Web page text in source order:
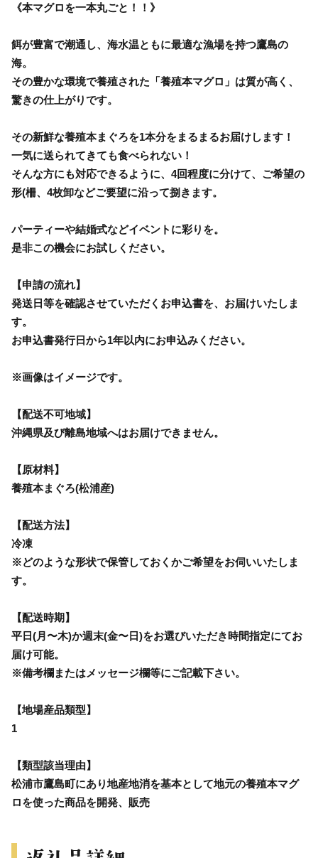
《本マグロを一本丸ごと！！》
餌が豊富で潮通し、海水温ともに最適な漁場を持つ鷹島の
海。
その豊かな環境で養殖された「養殖本マグロ」は質が高く、
驚きの仕上がりです。
その新鮮な養殖本まぐろを1本分をまるまるお届けします！
一気に送られてきても食べられない！
そんな方にも対応できるように、4回程度に分けて、ご希望の
形(柵、4枚卸などご要望に沿って捌きます。
パーティーや結婚式などイベントに彩りを。
是非この機会にお試しください。
【申請の流れ】
発送日等を確認させていただくお申込書を、お届けいたしま
す。
お申込書発行日から1年以内にお申込みください。
※画像はイメージです。
【配送不可地域】
沖縄県及び離島地域へはお届けできません。
【原材料】
養殖本まぐろ(松浦産)
【配送方法】
冷凍
※どのような形状で保管しておくかご希望をお伺いいたしま
す。
【配送時期】
平日(月〜木)か週末(金〜日)をお選びいただき時間指定にてお
届け可能。
※備考欄またはメッセージ欄等にご記載下さい。
【地場産品類型】
1
【類型該当理由】
松浦市鷹島町にあり地産地消を基本として地元の養殖本マグ
ロを使った商品を開発、販売